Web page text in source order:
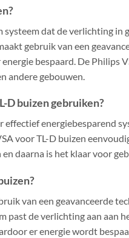
systeem dat de verlichting in
gebruik van een
bespaard. De Philips
andere gebouwen.
D buizen gebruiken?
effectief energiebesparend
voor TL-D buizen
daarna is het klaar voor
van een geavanceerde
past de verlichting aan aan
er energie wordt